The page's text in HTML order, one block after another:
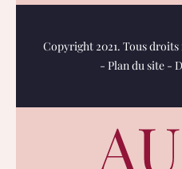
Copyright 2021. Tous droits
- Plan du site-